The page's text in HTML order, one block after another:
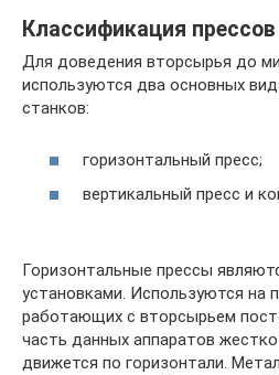
Классификация
Для доведения вторсырья до
используются два основных
станков:
горизонтальный пресс;
вертикальный пресс и
Горизонтальные прессы
установками. Используются на
работающих с вторсырьем
часть данных аппаратов
движется по горизонтали.